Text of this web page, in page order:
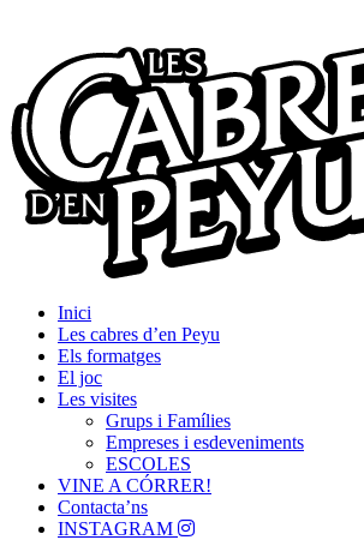
content
Les Cabres d'en Peyu
Inici
Les cabres d’en Peyu
Els formatges
El joc
Les visites
Grups i Famílies
Empreses i esdeveniments
ESCOLES
VINE A CÓRRER!
Contacta’ns
INSTAGRAM